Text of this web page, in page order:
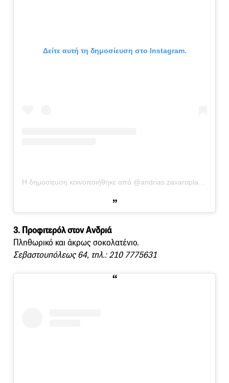
Δείτε αυτή τη δημοσίευση στο Instagram.
3. Προφιτερόλ στον Ανδριά
Πληθωρικό και άκρως σοκολατένιο.
Σεβαστουπόλεως 64, τηλ.: 210 7775631